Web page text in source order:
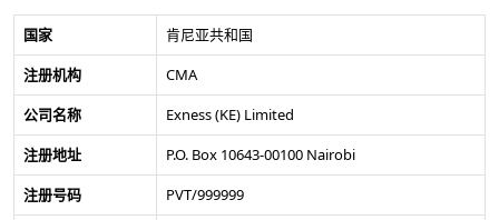
国家
肯尼亚共和国
注册机构
CMA
公司名称
Exness (KE) Limited
注册地址
P.O. Box 10643-00100 Nairobi
注册号码
PVT/999999